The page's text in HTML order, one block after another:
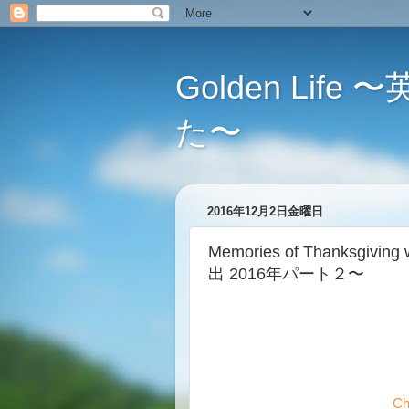
Golden Life 〜
た〜
2016年12月2日金曜日
Memories of Thanksgiving
出 2016年パート２〜